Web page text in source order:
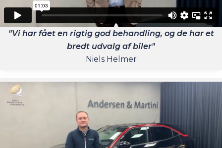
"Vi har fået en rigtig god behandling, og de har et
bredt udvalg af biler"
Niels Helmer